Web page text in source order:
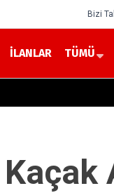
Bizi
İLANLAR TÜMÜ